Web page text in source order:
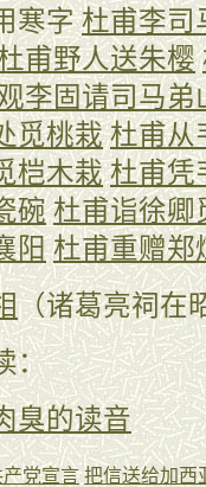
寒字杜甫李司
甫野人送朱樱
李固请司马弟
觅桃栽 杜甫从
桤木栽 杜甫凭
碗 杜甫诣徐卿
阳 杜甫重赠郑
（诸葛亮祠在
：
臭的读音
产党宣言 把信送给加西